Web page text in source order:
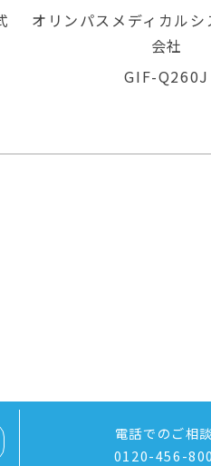
式
鼻対
オリンパスメディカ
会社
GIF-
電話でのご相談
0120-456-800